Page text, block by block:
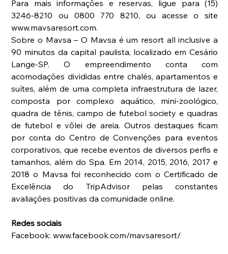
Para mais informações e reservas, ligue para (15)
3246-8210 ou 0800 770 8210, ou acesse o site
www.mavsaresort.com.
Sobre o Mavsa – O Mavsa é um resort all inclusive a
90 minutos da capital paulista, localizado em Cesário
Lange-SP. O empreendimento conta com
acomodações divididas entre chalés, apartamentos e
suítes, além de uma completa infraestrutura de lazer,
composta por complexo aquático, mini-zoológico,
quadra de tênis, campo de futebol society e quadras
de futebol e vôlei de areia. Outros destaques ficam
por conta do Centro de Convenções para eventos
corporativos, que recebe eventos de diversos perfis e
tamanhos, além do Spa. Em 2014, 2015, 2016, 2017 e
2018 o Mavsa foi reconhecido com o Certificado de
Excelência do TripAdvisor pelas constantes
avaliações positivas da comunidade online.
Redes sociais
Facebook: www.facebook.com/mavsaresort/